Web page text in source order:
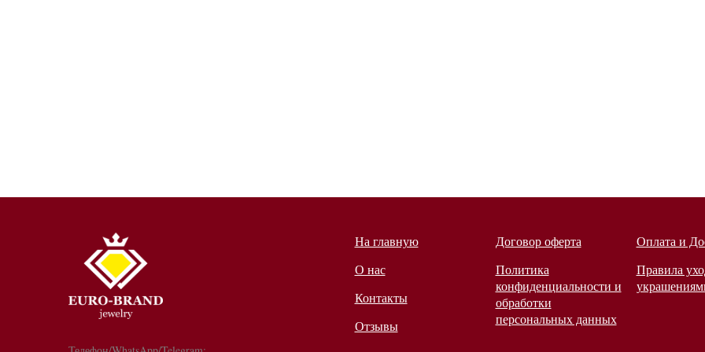
На главную
О нас
Контакты
Отзывы
Договор оферта
Политика
конфиденциальности и
обработки
персональных данных
Оплата и
Правила